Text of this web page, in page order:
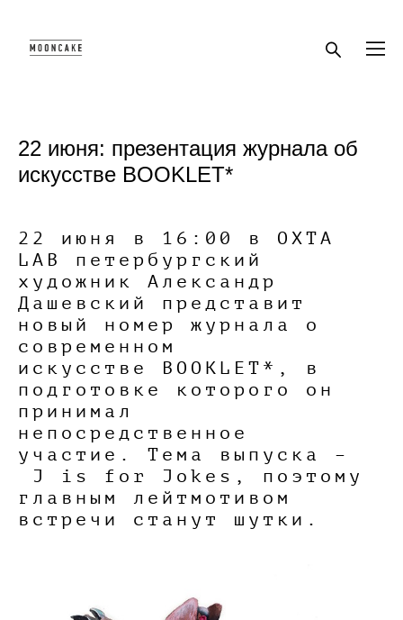
22 июня: презентация журнала об
искусстве BOOKLET*
22 июня в 16:00 в OXTA
LAB петербургский
художник Александр
Дашевский представит
новый номер журнала о
современном
искусстве BOOKLET*, в
подготовке которого он
принимал
непосредственное
участие. Тема выпуска –
J is for Jokes, поэтому
главным лейтмотивом
встречи станут шутки.